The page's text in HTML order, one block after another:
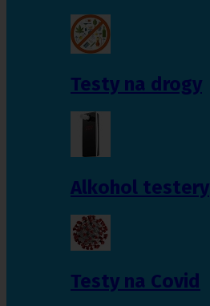
Testy na drogy
Alkohol testery
Testy na Covid